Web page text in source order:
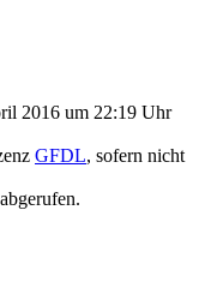
2016 um 22:19 Uhr
GFDL, sofern nicht